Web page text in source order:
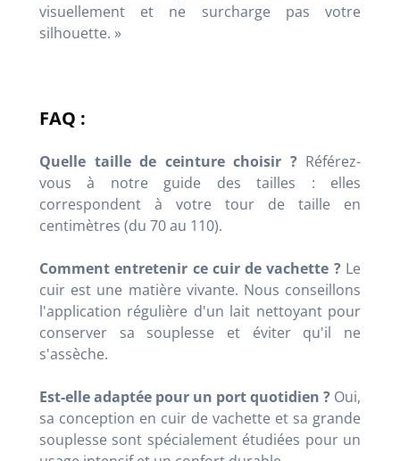
visuellement et ne surcharge pas votre
silhouette. »
FAQ :
Quelle taille de ceinture choisir ?Référez-
vous à notre guide des tailles : elles
correspondent à votre tour de taille en
centimètres (du 70 au 110).
Comment entretenir ce cuir de vachette ?Le
cuir est une matière vivante. Nous conseillons
l'application régulière d'un lait nettoyant pour
conserver sa souplesse et éviter qu'il ne
s'assèche.
Est-elle adaptée pour un port quotidien ? Oui,
sa conception en cuir de vachette et sa grande
souplesse sont spécialement étudiées pour un